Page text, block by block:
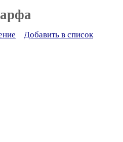
Добавить в список